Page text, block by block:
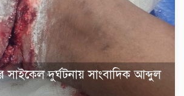
সাইকেল দুর্ঘটনায় সাংবাদিক আব্দুল